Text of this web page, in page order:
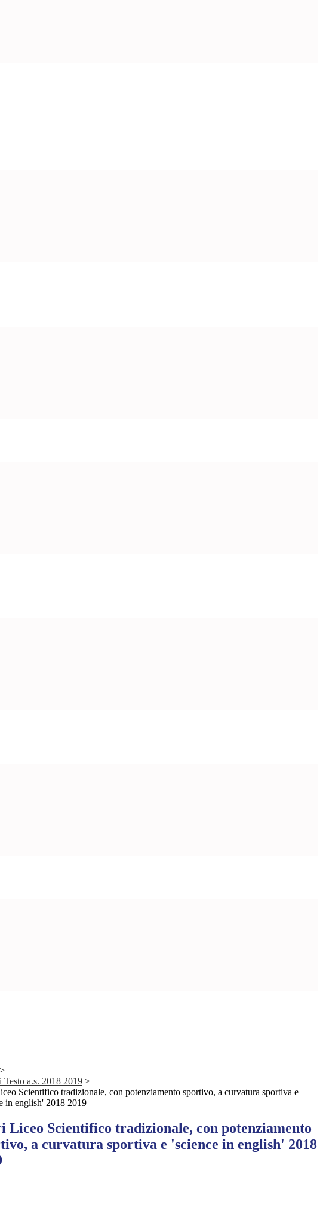
>
a.s. 2018 2019 >
Scientifico tradizionale, con potenziamento sportivo, a curvatura sportiva e
in english' 2018 2019
Liceo Scientifico tradizionale, con potenziamento
a curvatura sportiva e 'science in english' 2018